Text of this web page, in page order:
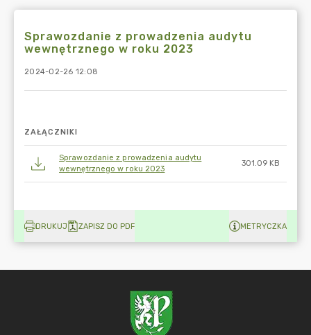
Sprawozdanie z prowadzenia audytu
wewnętrznego w roku 2023
2024-02-26 12:08
ZAŁĄCZNIKI
Sprawozdanie z prowadzenia audytu
wewnętrznego w roku 2023
301.09 KB
DRUKUJ ZAPISZ DO PDF METRYCZKA